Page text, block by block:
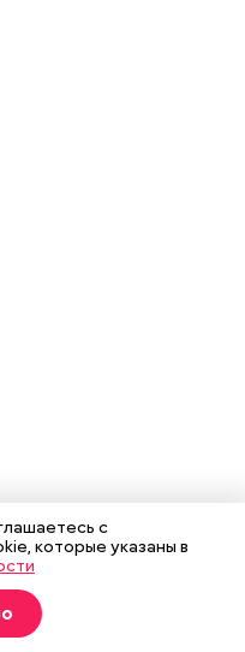
с
которые указаны в